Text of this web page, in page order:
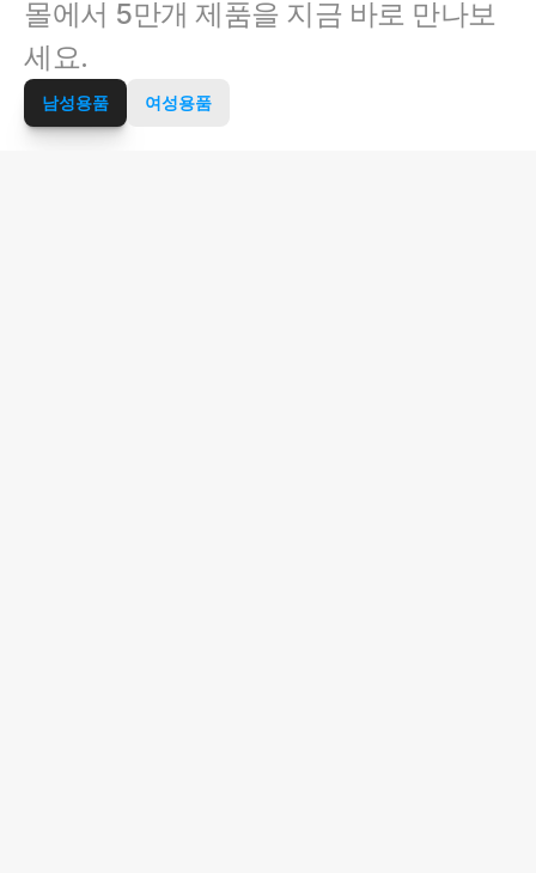
몰에서 5만개 제품을 지금 바로 만나보
세요.
남성용품 여성용품